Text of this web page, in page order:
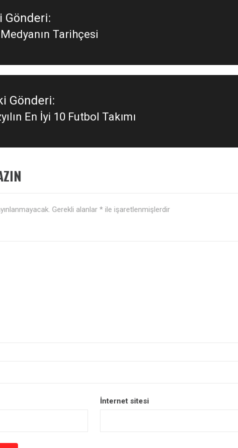
Gönderi:
Tarihçesi
Gönderi:
En İyi 10 Futbol Takımı
Gerekli alanlar * ile işaretlenmişlerdir
İnternet sitesi